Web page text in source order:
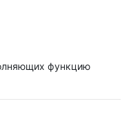
функцию